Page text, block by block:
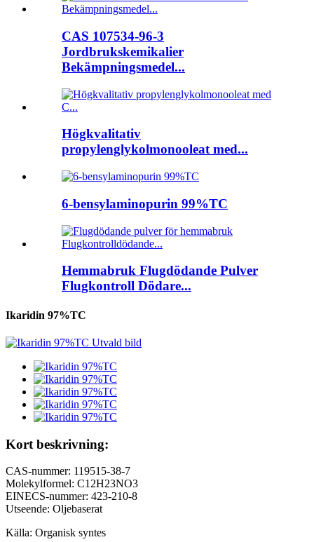
CAS 107534-96-3
Jordbrukskemikalier
Bekämpningsmedel...
Högkvalitativ
propylenglykolmonooleat med...
6-bensylaminopurin 99%TC
Hemmabruk Flugdödande Pulver
Flugkontroll Dödare...
Ikaridin 97%TC
Kort beskrivning:
CAS-nummer: 119515-38-7
Molekylformel: C12H23NO3
EINECS-nummer: 423-210-8
Utseende: Oljebaserat
Källa: Organisk syntes